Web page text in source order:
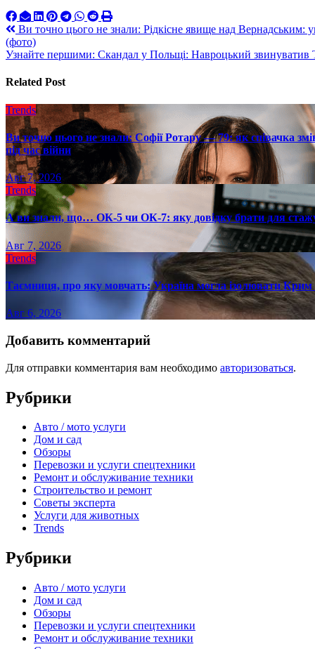
Навигация
по
Ви точно цього не знали: Рідкісне явище над Вернадським:
(фото)
Узнайте першими: Скандал у Польщі: Навроцький звинуватив
Related Post
Trends
Ви точно цього не знали: Софії Ротару — 79: як співачка
під час війни
Авг 7, 2026
Trends
А ви знали, що… ОК-5 чи ОК-7: яку довідку брати для
Авг 7, 2026
Trends
Таємниця, про яку мовчать: Україна могла ізолювати
Авг 6, 2026
Добавить комментарий
Для отправки комментария вам необходимо авторизоваться.
Рубрики
Авто / мото услуги
Дом и сад
Обзоры
Перевозки и услуги спецтехники
Ремонт и обслуживание техники
Строительство и ремонт
Советы эксперта
Услуги для животных
Trends
Рубрики
Авто / мото услуги
Дом и сад
Обзоры
Перевозки и услуги спецтехники
Ремонт и обслуживание техники